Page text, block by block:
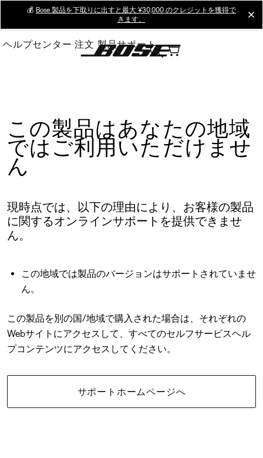
Main
💰 Bose 製品を下取りに出すと最大 ¥30,000 のクレジットを獲得で
きます。
ヘルプセンター 注文 製品サポート
この製品はあなたの地域
ではご利用いただけませ
ん
現時点では、以下の理由により、お客様の製品
に関するオンラインサポートを提供できませ
ん。
この地域では製品のバージョンはサポートされていませ
ん。
この製品を別の国/地域で購入された場合は、それぞれの
Webサイトにアクセスして、すべてのセルフサービスヘル
プコンテンツにアクセスしてください。
サポートホームページへ